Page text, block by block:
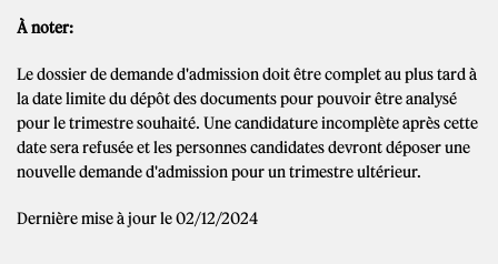
À noter:
Le dossier de demande d'admission doit être complet au plus tard à
la date limite du dépôt des documents pour pouvoir être analysé
pour le trimestre souhaité. Une candidature incomplète après cette
date sera refusée et les personnes candidates devront déposer une
nouvelle demande d'admission pour un trimestre ultérieur.
Dernière mise à jour le 02/12/2024